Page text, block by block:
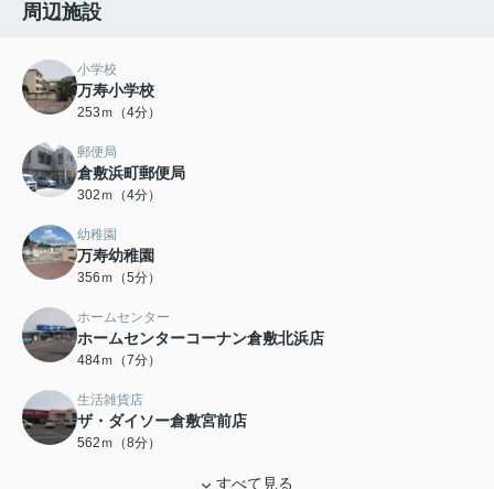
周辺施設
小学校
万寿小学校
253ｍ（4分）
郵便局
倉敷浜町郵便局
302ｍ（4分）
幼稚園
万寿幼稚園
356ｍ（5分）
ホームセンター
ホームセンターコーナン倉敷北浜店
484ｍ（7分）
生活雑貨店
ザ・ダイソー倉敷宮前店
562ｍ（8分）
すべて見る